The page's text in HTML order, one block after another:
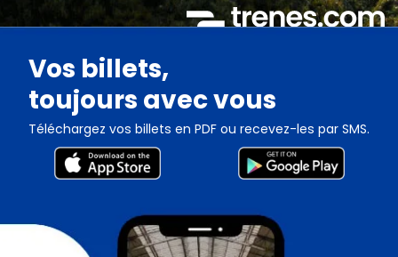
Vos billets,
toujours avec vous
Téléchargez vos billets en PDF ou recevez-les par SMS.